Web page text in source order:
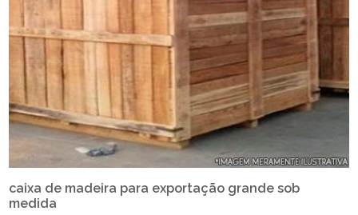
caixa de madeira para exportação grande sob
medida